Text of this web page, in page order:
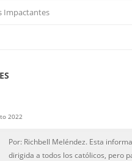
Impactantes
2022
Por: Richbell Meléndez. Esta
dirigida a todos los católicos, pero